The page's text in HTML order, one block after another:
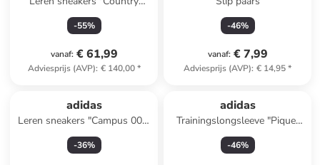
Japan" zilverkleurig
-55%
vanaf: € 61,99
Adviesprijs (AVP): € 140,00*
-46%
vanaf: € 7,99
Adviesprijs (AVP): € 14,95*
adidas
Leren sneakers "Campus 00s"
groen
-36%
adidas
Trainingslongsleeve "Pique"
donkerblauw
-46%